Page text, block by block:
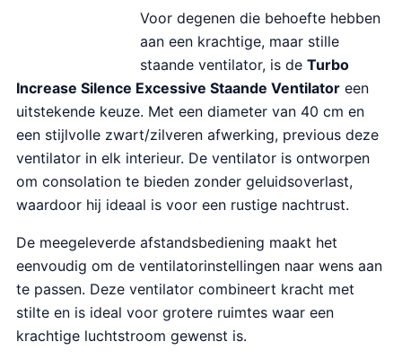
Voor degenen die behoefte hebben
aan een krachtige, maar stille
staande ventilator, is de Turbo
Increase Silence Excessive Staande Ventilator een
uitstekende keuze. Met een diameter van 40 cm en
een stijlvolle zwart/zilveren afwerking, previous deze
ventilator in elk interieur. De ventilator is ontworpen
om consolation te bieden zonder geluidsoverlast,
waardoor hij ideaal is voor een rustige nachtrust.
De meegeleverde afstandsbediening maakt het
eenvoudig om de ventilatorinstellingen naar wens aan
te passen. Deze ventilator combineert kracht met
stilte en is ideal voor grotere ruimtes waar een
krachtige luchtstroom gewenst is.